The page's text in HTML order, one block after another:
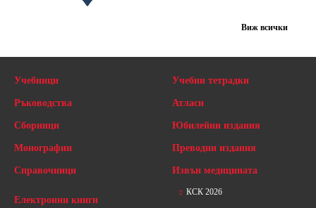
Виж всички
Учебници
Ръководства
Сборници
Монографии
Справочници
Учебни тетрадки
Атласи
Юбилейни издания
Преводни издания
Извън медицината
Електронни книги
КСК 2026